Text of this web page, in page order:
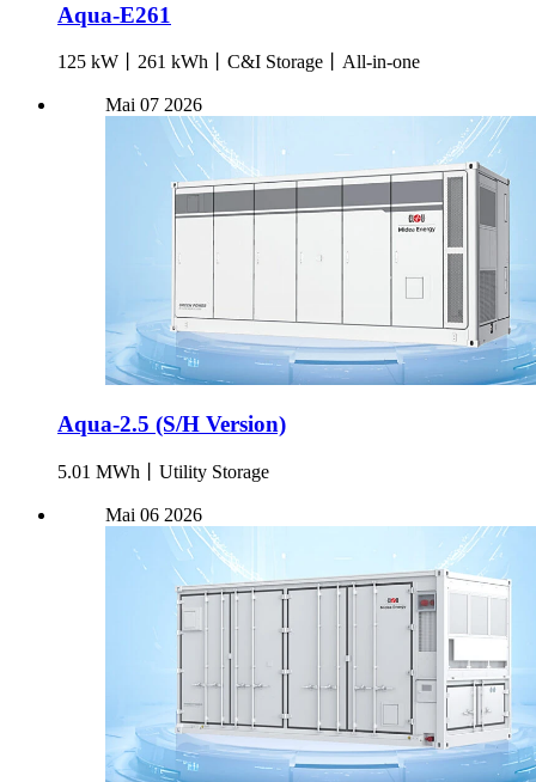
Aqua-E261
125 kW丨261 kWh丨C&I Storage丨All-in-one
Mai 07 2026
Aqua-2.5 (S/H Version)
5.01 MWh丨Utility Storage
Mai 06 2026